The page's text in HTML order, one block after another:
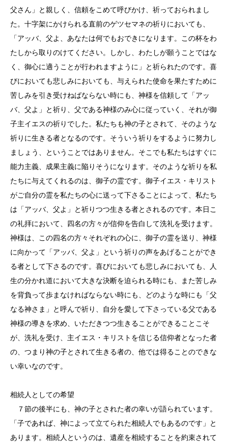
父さん」と親しく、信頼をこめて呼びかけ、祈っておられまし
た。十字架にかけられる直前のゲツセマネの祈りにおいても、
「アッバ、父よ、あなたは何でもおできになります。この杯をわ
たしから取りのけてください。しかし、わたしが願うことではな
く、御心に適うことが行われますように」と祈られたのです。喜
びにおいても悲しみにおいても、与えられた使命を果たすために
苦しみを引き受けねばならない時にも、神様を信頼して「アッ
バ、父よ」と祈り、父である神様のみ心に従っていく、それが御
子主イエスの祈りでした。私たちも神の子とされて、そのような
祈りに生きる者となるのです。そういう祈りをするように努力し
ましょう、ということではありません。そこでも私たちはすぐに
能力主義、成果主義に陥りそうになります。そのような祈りを私
たちに与えてくれるのは、御子の霊です。御子イエス・キリスト
がご自分の霊を私たちの心に送って下さることによって、私たち
は「アッバ、父よ」と祈りつつ生きる者とされるのです。本日こ
の礼拝において、四名の方々が信仰を告白して洗礼を受けます。
神様は、この四名の方々それぞれの心に、御子の霊を送り、神様
に向かって「アッバ、父よ」という祈りの声をあげることができ
る者として下さるのです。喜びにおいても悲しみにおいても、人
生の分かれ道において大きな決断を迫られる時にも、また苦しみ
を背負って歩まなければならない時にも、どのような時にも「父
なる神さま」と呼んで祈り、自分を愛して下さっている父である
神様の導きを求め、いただきつつ生きることができることこそ
が、洗礼を受け、主イエス・キリストを信じる信仰者となった者
の、つまり神の子とされて生きる者の、他では得ることのできな
い幸いなのです。
相続人としての希望
７節の後半にも、神の子とされた者の幸いが語られています。
「子であれば、神によって立てられた相続人でもあるのです」と
あります。相続人というのは、遺産を相続することを約束されて